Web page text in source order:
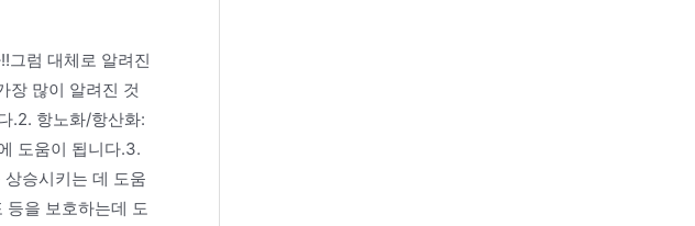
그럼 대체로 알려진
장 많이 알려진 것
.2. 항노화/항산화:
도움이 됩니다.3.
승시키는 데 도움
등을 보호하는데 도